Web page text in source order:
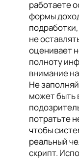
работаете
формы
не
оценивает
полноту
внимание
Не
может быть
потратьте
чтобы
реальный
скрипт.